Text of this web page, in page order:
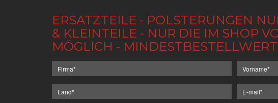
ERSATZTEILE - POLSTERUNGEN
& KLEINTEILE - NUR DIE IM SHOP
MÖGLICH -